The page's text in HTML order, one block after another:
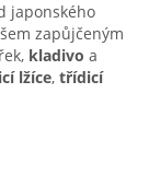
japonského
zapůjčeným
kladivo a
lžíce, třídicí